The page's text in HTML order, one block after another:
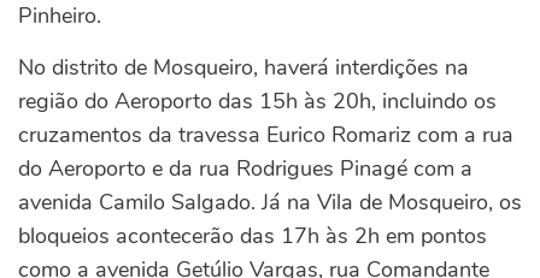
Pinheiro.
No distrito de Mosqueiro, haverá interdições na
região do Aeroporto das 15h às 20h, incluindo os
cruzamentos da travessa Eurico Romariz com a rua
do Aeroporto e da rua Rodrigues Pinagé com a
avenida Camilo Salgado. Já na Vila de Mosqueiro, os
bloqueios acontecerão das 17h às 2h em pontos
como a avenida Getúlio Vargas, rua Comandante